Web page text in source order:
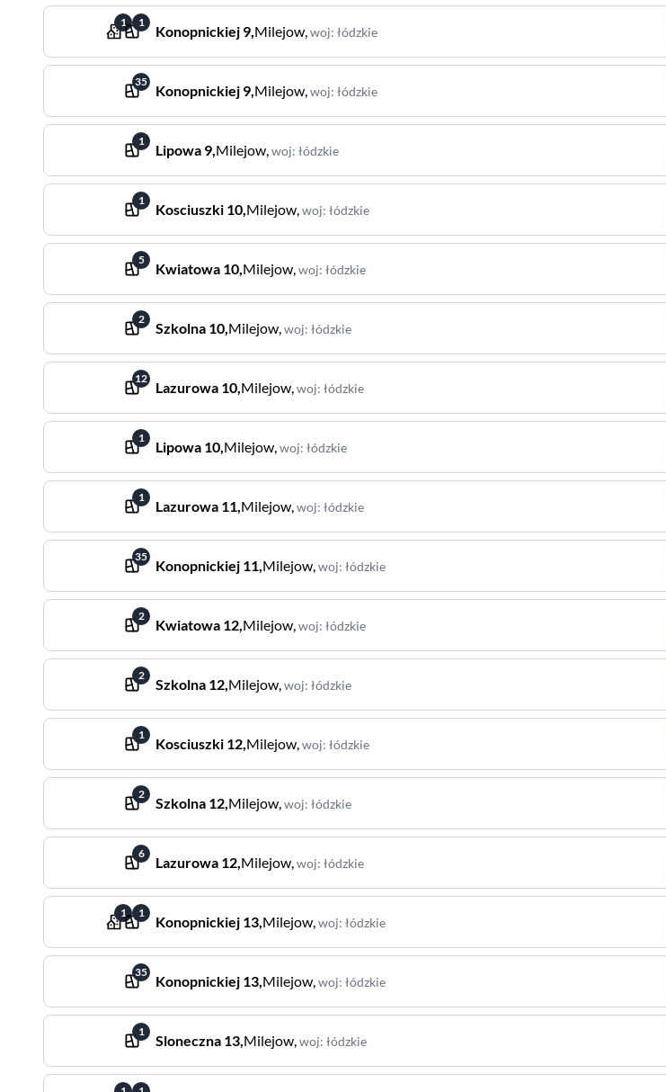
1 1
Konopnickiej 9,Milejow,woj: łódzkie
35
Konopnickiej 9,Milejow,woj: łódzkie
1
Lipowa 9,Milejow,woj: łódzkie
1
Kosciuszki 10,Milejow,woj: łódzkie
5
Kwiatowa 10,Milejow,woj: łódzkie
2
Szkolna 10,Milejow,woj: łódzkie
12
Lazurowa 10,Milejow,woj: łódzkie
1
Lipowa 10,Milejow,woj: łódzkie
1
Lazurowa 11,Milejow,woj: łódzkie
35
Konopnickiej 11,Milejow,woj: łódzkie
2
Kwiatowa 12,Milejow,woj: łódzkie
2
Szkolna 12,Milejow,woj: łódzkie
1
Kosciuszki 12,Milejow,woj: łódzkie
2
Szkolna 12,Milejow,woj: łódzkie
6
Lazurowa 12,Milejow,woj: łódzkie
1 1
Konopnickiej 13,Milejow,woj: łódzkie
35
Konopnickiej 13,Milejow,woj: łódzkie
1
Sloneczna 13,Milejow,woj: łódzkie